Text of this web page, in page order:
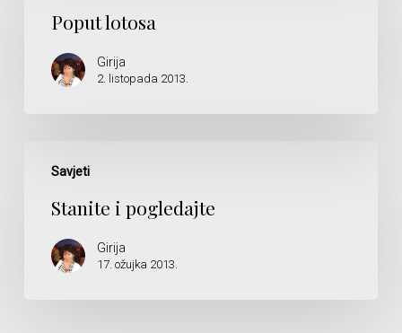
Poput lotosa
Girija
2. listopada 2013.
Savjeti
Stanite i pogledajte
Girija
17. ožujka 2013.